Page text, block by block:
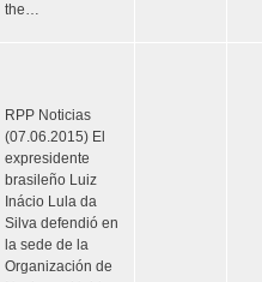
the…
RPP Noticias
(07.06.2015) El
expresidente
brasileño Luiz
Inácio Lula da
Silva defendió en
la sede de la
Organización de